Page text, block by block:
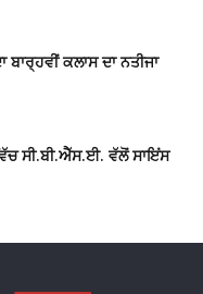
ਕਲਾਸ ਦਾ ਨਤੀਜਾ
ਸੀ.ਬੀ.ਐੱਸ.ਈ. ਵੱਲੋਂ ਸਾਇਂਸ